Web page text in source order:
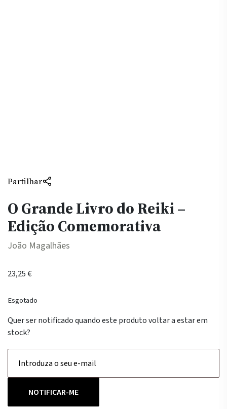
Partilhar
O Grande Livro do Reiki –
Edição Comemorativa
João Magalhães
23,25€
Esgotado
Quer ser notificado quando este produto voltar a estar em
stock?
NOTIFICAR-ME